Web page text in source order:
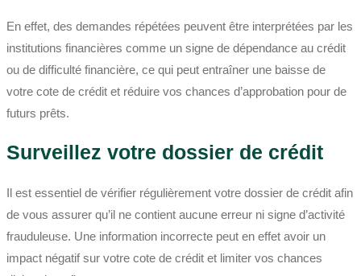
En effet, des demandes répétées peuvent être interprétées par les
institutions financières comme un signe de dépendance au crédit
ou de difficulté financière, ce qui peut entraîner une baisse de
votre cote de crédit et réduire vos chances d’approbation pour de
futurs prêts.
Surveillez votre dossier de crédit
Il est essentiel de vérifier régulièrement votre dossier de crédit afin
de vous assurer qu’il ne contient aucune erreur ni signe d’activité
frauduleuse. Une information incorrecte peut en effet avoir un
impact négatif sur votre cote de crédit et limiter vos chances